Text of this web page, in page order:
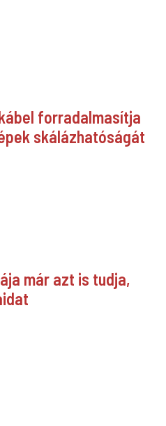
forradalmasítja
skálázhatóságát
már azt is tudja,